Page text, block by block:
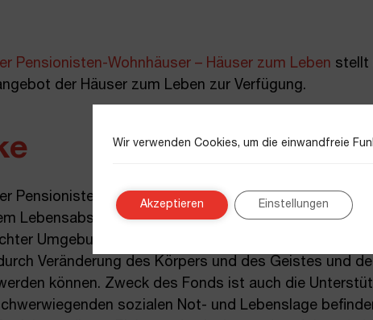
Pensionisten-Wohnhäuser – Häuser zum Leben stellt
der Häuser zum Leben zur Verfügung.
Pensionisten-Wohnhäuser – Häuser zum Leben ist
Lebensabschnitt unter Berücksichtigung ihres
Umgebung Geborgenheit zu geben, damit diese
Veränderung des Körpers und des Geistes und
können. Zweck des Fonds ist auch die
sozialen Not- und Lebenslage
Wir verwenden Cookies, um die einwandfreie
Akzeptieren Einstellungen